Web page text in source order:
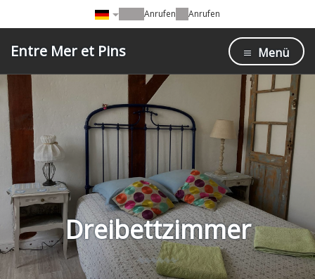
Anrufen Anrufen
Entre Mer et Pins Menü
Dreibettzimmer